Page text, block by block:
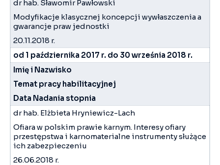
dr hab. Sławomir Pawłowski
Modyfikacje klasycznej koncepcji wywłaszczenia a
gwarancje praw jednostki
20.11.2018 r.
od 1 października 2017 r. do 30 września 2018 r.
Imię i Nazwisko
Temat pracy habilitacyjnej
Data Nadania stopnia
dr hab. Elżbieta Hryniewicz-Lach
Ofiara w polskim prawie karnym. Interesy ofiary
przestępstwa i karnomaterialne instrumenty służące
ich zabezpieczeniu
26.06.2018 r.